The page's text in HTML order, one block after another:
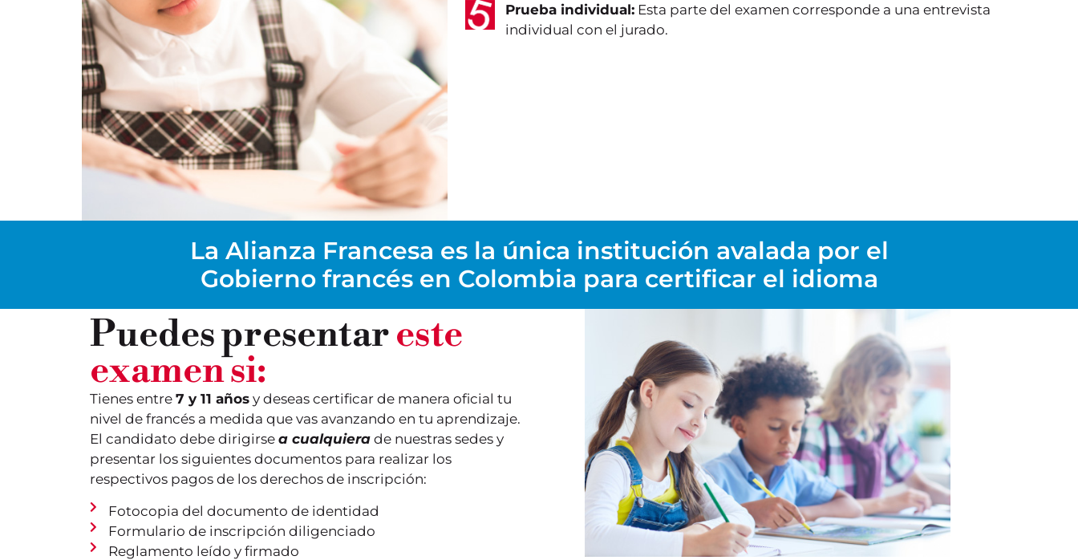
Prueba individual:Esta parte del examen corresponde a una entrevista
individual con el jurado.
La Alianza Francesa es la única institución avalada por el
Gobierno francés en Colombia para certificar el idioma
Puedes presentareste
examen si:
Tienes entre 7 y 11 años y deseas certificar de manera oficial tu
nivel de francés a medida que vas avanzando en tu aprendizaje.
El candidato debe dirigirse a cualquiera de nuestras sedes y
presentar los siguientes documentos para realizar los
respectivos pagos de los derechos de inscripción:
Fotocopia del documento de identidad
Formulario de inscripción diligenciado
Reglamento leído y firmado